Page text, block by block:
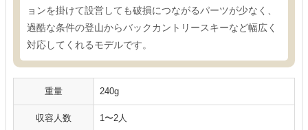
ョンを掛けて設営しても破損につながるパーツが少なく、
過酷な条件の登山からバックカントリースキーなど幅広く
対応してくれるモデルです。
重量 240g
収容人数 1〜2人